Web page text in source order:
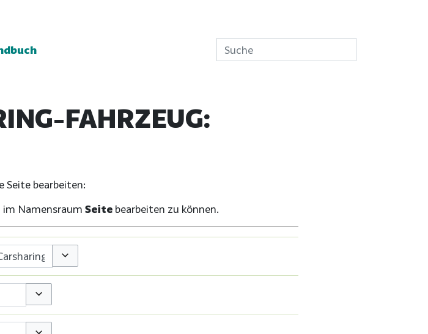
FAHRZEUG:
Seite bearbeiten:
Namensraum Seite bearbeiten zu können.
Optionen umschalten
Optionen umschalten